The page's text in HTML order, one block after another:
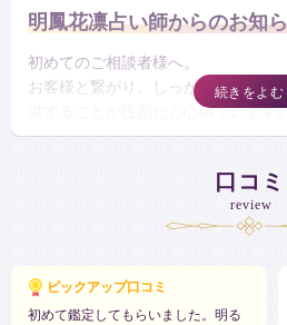
明鳳花凛占い師からのお知
初めてのご相談者様へ。
お客様と繋がり、しっかりと鑑定と
供することが役割だと心得ています
２０分~３０分ほどを目安としてく
お相手の情報がなくても、霊感とタ
り確度の高い鑑定をご希望の場合に
くださいませ。占術を駆使して、ト
口コミ
review
ピックアップ口コミ
初めて鑑定してもらいました。明る